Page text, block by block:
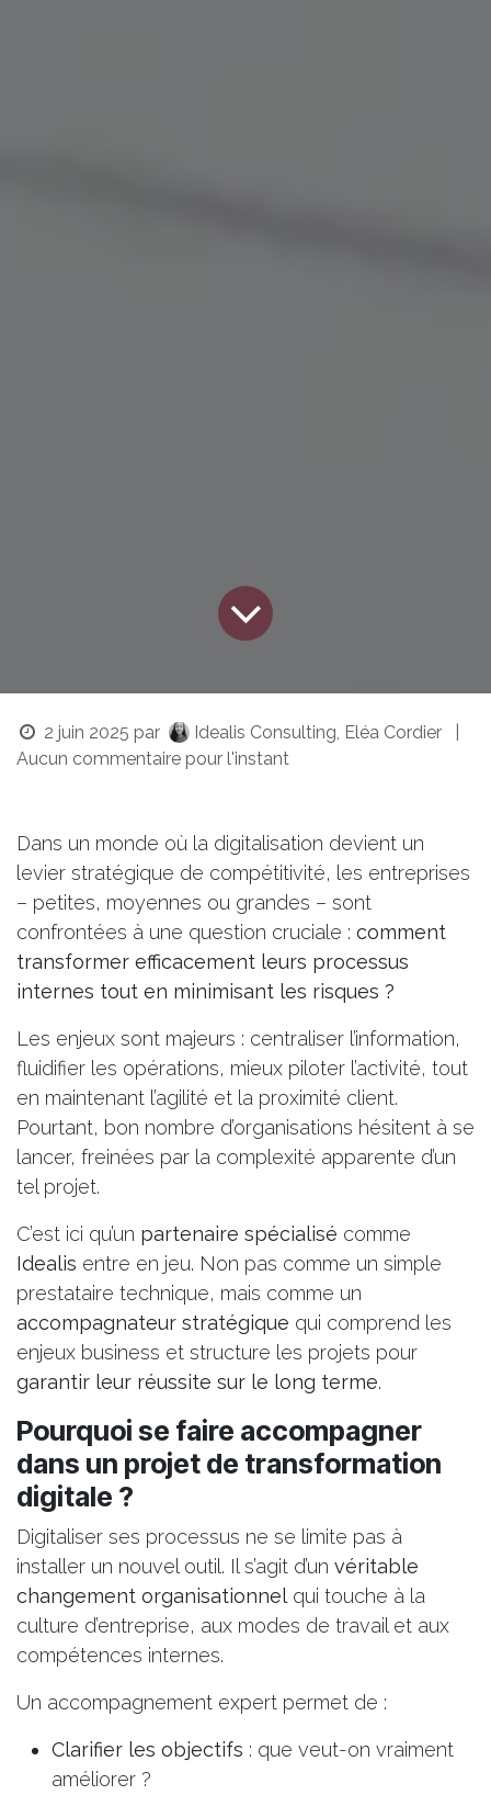
2 juin 2025 par Idealis Consulting, Eléa Cordier
Aucun commentaire pour l'instant
Dans un monde où la digitalisation devient un
levier stratégique de compétitivité, les entreprises
– petites, moyennes ou grandes – sont
confrontées à une question cruciale : comment
transformer efficacement leurs processus
internes tout en minimisant les risques ?
Les enjeux sont majeurs : centraliser l’information,
fluidifier les opérations, mieux piloter l’activité, tout
en maintenant l’agilité et la proximité client.
Pourtant, bon nombre d’organisations hésitent à se
lancer, freinées par la complexité apparente d’un
tel projet.
C’est ici qu’un partenaire spécialisé comme
Idealis entre en jeu. Non pas comme un simple
prestataire technique, mais comme un
accompagnateur stratégique qui comprend les
enjeux business et structure les projets pour
garantir leur réussite sur le long terme.
Pourquoi se faire accompagner
dans un projet de transformation
digitale ?
Digitaliser ses processus ne se limite pas à
installer un nouvel outil. Il s’agit d’un véritable
changement organisationnel qui touche à la
culture d’entreprise, aux modes de travail et aux
compétences internes.
Un accompagnement expert permet de :
Clarifier les objectifs : que veut-on vraiment
améliorer ?